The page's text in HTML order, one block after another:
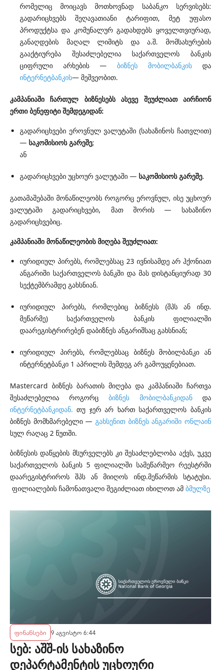
რომელიც მოიცავს მოთხოვნად საბანკო სერვისებს:
გადარიცხვებს შეღავათიანი ტარიფით, მეტ უფასო
პროდუქტსა და კომუნალურ გადახდებს ყოველთვიურად,
განაღდების მაღალ ლიმიტს და ა.შ. მომსახურების
გააქტიურება შესაძლებელია საქართველოს ბანკის
ციფრული არხების — ბიზნეს მობილბანკისდა
ინტერნეტბანკის— მეშვეობით.
კამპანიაში ჩართულ ბიზნესებს ასევე შეუძლიათ
აირჩიონ
ერთი ბენეფიტი შემდეგიდან:
გადარიცხვები ეროვნულ ვალუტაში (სახაზინოს ჩათვლით)
— საკომისიოს გარეშე;
ან
გადარიცხვები უცხოურ ვალუტაში — საკომისიოს გარეშე.
გათამაშებაში მონაწილეობს როგორც ეროვნულ, ისე უცხოურ
ვალუტაში გადარიცხვები, მათ შორის — სახაზინო
გადარიცხვებიც.
კამპანიაში მონაწილეობის მიღება შეუძლიათ:
იურიდიულ პირებს, რომლებსაც 23 ივნისამდე არ ჰქონიათ
ანგარიში საქართველოს ბანკში და მას დისტანციურად 30
სექტემბრამდე გახსნიან.
იურიდიულ პირებს, რომლებიც ბიზნესს (შპს ან ინდ.
მეწარმე) საქართველოს ბანკის ფილიალში
დაარეგისტრირებენ დაბიზნეს ანგარიშსაც გახსნიან;
იურიდიულ პირებს, რომლებსაც ბიზნეს მობილბანკი ან
ინტერნეტბანკი 1 აპრილის შემდეგ არ გამოუყენებიათ.
Mastercard ბიზნეს ბარათის მიღება და კამპანიაში ჩართვა
შესაძლებელია როგორცბიზნეს მობილბანკიდანდა
ინტერნეტბანკიდან. თუ ჯერ არ ხართ საქართველოს ბანკის
ბიზნეს მომხმარებელი — გახსენით ბიზნეს ანგარიში ონლაინ
სულ რაღაც 2 წუთში.
ბიზნესის დაწყების მსურველებს კი შესაძლებლობა აქვს, უკვე
საქართველოს ბანკის 5 ფილიალში სამეწარმეო რეესტრში
დაარეგისტრიროს შპს ან მიიღოს ინდ.მეწარმის სტატუსი.
ფილიალების ჩამონათვალი შეგიძლიათ იხილოთ ამ ბმულზე
ფინანსები 9 აგვისტო 6:44
სებ: აშშ-ის სახაზინო
დეპარტამენტის უცხოური